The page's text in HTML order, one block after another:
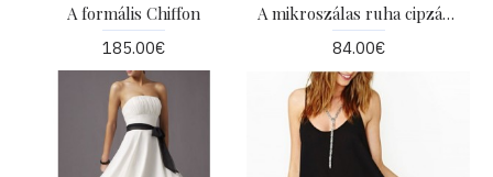
A formális Chiffon
185.00€
A mikroszálas ruha cipzárral
84.00€